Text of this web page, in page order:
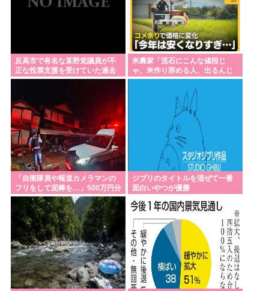
ッチングイベントやるぞ。女2500円男7000円な」→
鯖、高騰。輸入鯖も高騰で加工業者の約2割が倒産廃
業 もう大衆魚から高級魚へ…
【EV】テスラ、26年中に日本の納車拠点を6割増 販
売急増による混乱収拾へ
普通の日本人「岸田と石破が日本を壊した！岸田と
石破が悪い！」
高市早苗「支持率が下がってる？！なら消費減税
よ！！」→さらに下落
Powered by livedoor 相互RSS
反高市で有名な某野党議員が不
正な投票支援を受けていた過去
が発掘、「説明責任があるので
米農家「流石にこんな値段じ
ゃ、米作り辞める人、出るんじ
ゃないかなあ？？」
「自衛隊員や報道カメラマンの
フリをして泥棒を…」500万円分
の預金通帳を盗まれた高齢女性
が明かす被害
ジブリのタイトルを混ぜて一番
面白いやつが優勝